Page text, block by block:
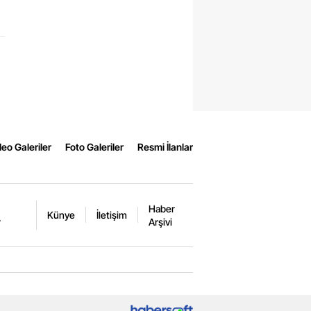
Galeriler Foto Galeriler Resmi İlanlar
Künye İletişim
Haber
Arşivi